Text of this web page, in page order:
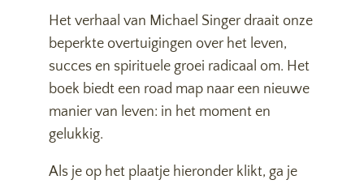
Het verhaal van Michael Singer draait onze
beperkte overtuigingen over het leven,
succes en spirituele groei radicaal om. Het
boek biedt een road map naar een nieuwe
manier van leven: in het moment en
gelukkig.
Als je op het plaatje hieronder klikt, ga je